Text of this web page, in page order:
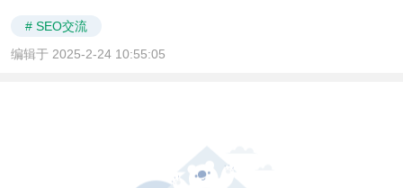
# SEO交流
编辑于 2025-2-24 10:55:05